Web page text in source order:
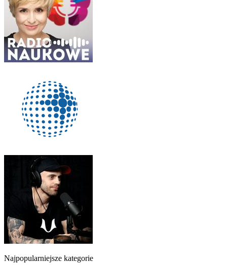
Najpopularniejsze kategorie